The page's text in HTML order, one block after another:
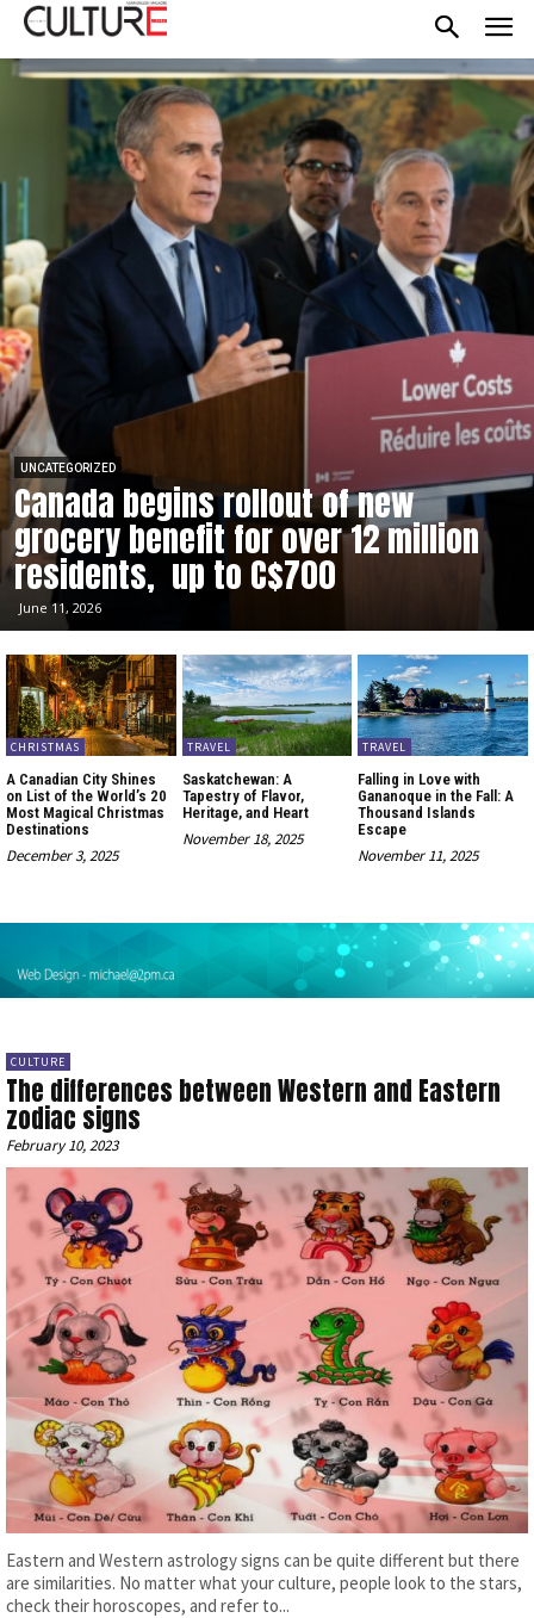
UNCATEGORIZED
Canada begins rollout of new
grocery benefit for over 12 million
residents, up to C$700
June 11, 2026
CHRISTMAS
A Canadian City Shines
on List of the World’s 20
Most Magical Christmas
Destinations
December 3, 2025
TRAVEL
Saskatchewan: A
Tapestry of Flavor,
Heritage, and Heart
November 18, 2025
TRAVEL
Falling in Love with
Gananoque in the Fall: A
Thousand Islands
Escape
November 11, 2025
CULTURE
The differences between Western and Eastern
zodiac signs
February 10, 2023
Eastern and Western astrology signs can be quite different but there
are similarities. No matter what your culture, people look to the stars,
check their horoscopes, and refer to...